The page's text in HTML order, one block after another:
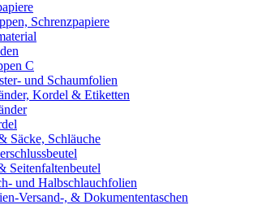
Schrenzpapiere
C
und Schaumfolien
Kordel & Etiketten
Säcke, Schläuche
Seitenfaltenbeutel
und Halbschlauchfolien
Versand-, & Dokumententaschen